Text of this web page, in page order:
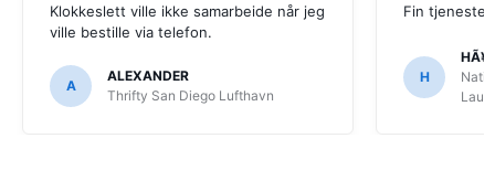
Klokkeslett ville ikke samarbeide når jeg
ville bestille via telefon.
A
ALEXANDER
Thrifty San Diego Lufthavn
Fin tjeneste
H